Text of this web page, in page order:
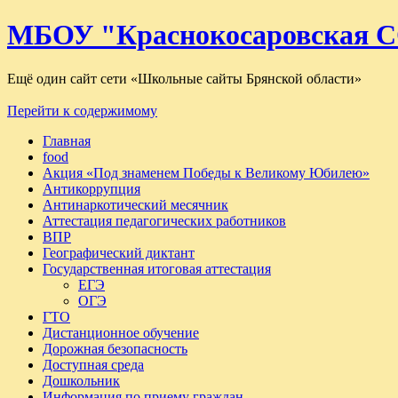
МБОУ
Ещё один сайт сети «Школьные сайты Брянской области»
Перейти к содержимому
Главная
food
Акция «Под знаменем Победы к Великому Юбилею»
Антикоррупция
Антинаркотический месячник
Аттестация педагогических работников
ВПР
Географический диктант
Государственная итоговая аттестация
ЕГЭ
ОГЭ
ГТО
Дистанционное обучение
Дорожная безопасность
Доступная среда
Дошкольник